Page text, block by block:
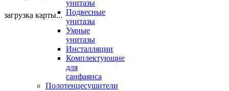
унитазы
Подвесные
унитазы
Умные
унитазы
Инсталляции
Комплектующие
для
санфаянса
Полотенцесушители
загрузка карты...